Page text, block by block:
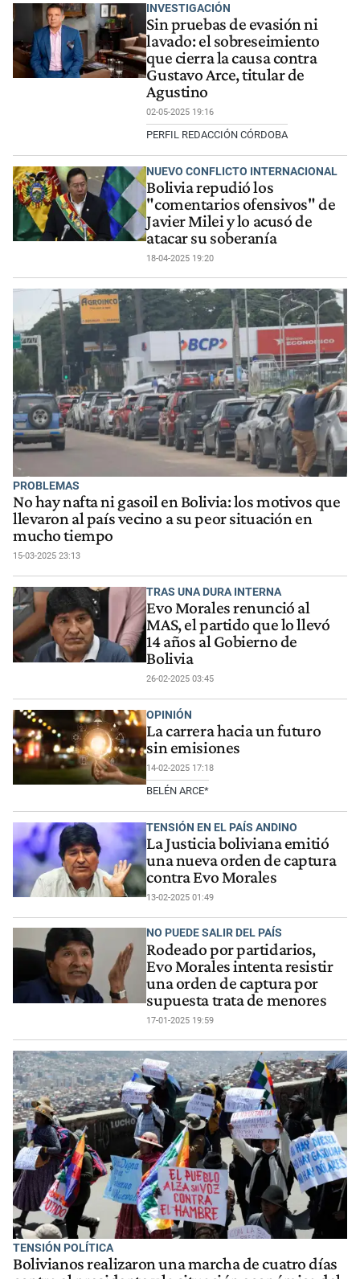
INVESTIGACIÓN
Sin pruebas de evasión ni
lavado: el sobreseimiento
que cierra la causa contra
Gustavo Arce, titular de
Agustino
02-05-2025 19:16
PERFIL REDACCIÓN CÓRDOBA
NUEVO CONFLICTO INTERNACIONAL
Bolivia repudió los
"comentarios ofensivos" de
Javier Milei y lo acusó de
atacar su soberanía
18-04-2025 19:20
PROBLEMAS
No hay nafta ni gasoil en Bolivia: los motivos que
llevaron al país vecino a su peor situación en
mucho tiempo
15-03-2025 23:13
TRAS UNA DURA INTERNA
Evo Morales renunció al
MAS, el partido que lo llevó
14 años al Gobierno de
Bolivia
26-02-2025 03:45
OPINIÓN
La carrera hacia un futuro
sin emisiones
14-02-2025 17:18
BELÉN ARCE*
TENSIÓN EN EL PAÍS ANDINO
La Justicia boliviana emitió
una nueva orden de captura
contra Evo Morales
13-02-2025 01:49
NO PUEDE SALIR DEL PAÍS
Rodeado por partidarios,
Evo Morales intenta resistir
una orden de captura por
supuesta trata de menores
17-01-2025 19:59
TENSIÓN POLÍTICA
Bolivianos realizaron una marcha de cuatro días